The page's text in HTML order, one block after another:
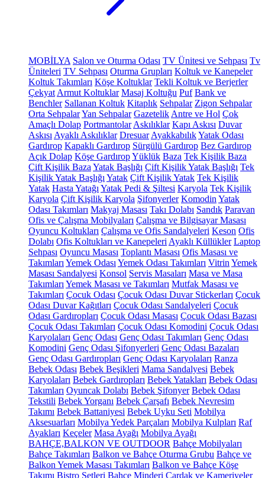
MOBİLYA Salon ve Oturma Odası TV Ünitesi ve Sehpası Tv
Üniteleri TV Sehpası Oturma Grupları Koltuk ve Kanepeler
Koltuk Takımları Köşe Koltuklar Tekli Koltuk ve Berjerler
Çekyat Armut Koltuklar Masaj Koltuğu Puf Bank ve
Benchler Sallanan Koltuk Kitaplık Sehpalar Zigon Sehpalar
Orta SehpalarYan Sehpalar Gazetelik Antre ve Hol Çok
Amaçlı Dolap Portmantolar Askılıklar Kapı Askısı Duvar
Askısı Ayaklı Askılıklar Dresuar AyakkabılıkYatak Odası
Gardırop Kapaklı Gardırop Sürgülü Gardırop Bez Gardırop
Açık Dolap Köşe GardıropYüklük Baza Tek Kişilik Baza
Çift Kişilik Baza Yatak Başlığı Çift Kişilik Yatak Başlığı Tek
Kişilik Yatak Başlığı Yatak Çift Kişilik Yatak Tek Kişilik
Yatak Hasta Yatağı Yatak Pedi & Şiltesi Karyola Tek Kişilik
Karyola Çift Kişilik Karyola Şifonyerler Komodin Yatak
Odası Takımları Makyaj Masası Takı Dolabı Sandık Paravan
Ofis ve Çalışma Mobilyaları Çalışma ve Bilgisayar Masası
Oyuncu Koltukları Çalışma ve Ofis Sandalyeleri Keson Ofis
Dolabı Ofis Koltukları ve Kanepeleri Ayaklı Küllükler Laptop
Sehpası Oyuncu Masası Toplantı Masası Ofis Masası ve
Takımları Yemek Odası Yemek Odası Takımları Vitrin Yemek
Masası Sandalyesi Konsol Servis Masaları Masa ve Masa
Takımları Yemek Masası ve Takımları Mutfak Masası ve
Takımları Çocuk Odası Çocuk Odası Duvar Stickerları Çocuk
Odası Duvar Kağıtları Çocuk Odası Sandalyeleri Çocuk
Odası Gardıropları Çocuk Odası Masası Çocuk Odası Bazası
Çocuk Odası Takımları Çocuk Odası Komodini Çocuk Odası
Karyolaları Genç Odası Genç Odası Takımları Genç Odası
Komodini Genç Odası Şifonyerleri Genç Odası Bazaları
Genç Odası Gardıropları Genç Odası Karyolaları Ranza
Bebek Odası Bebek Beşikleri Mama Sandalyesi Bebek
Karyolaları Bebek Gardıropları Bebek Yatakları Bebek Odası
Takımları Oyuncak Dolabı Bebek Şifonyer Bebek Odası
Tekstili Bebek Yorganı Bebek Çarşafı Bebek Nevresim
Takımı Bebek Battaniyesi Bebek Uyku Seti Mobilya
Aksesuarları Mobilya Yedek Parçaları Mobilya Kulpları Raf
Ayakları Keçeler Masa Ayağı Mobilya Ayağı
BAHÇE,BALKON VE OUTDOOR Bahçe Mobilyaları
Bahçe Takımları Balkon ve Bahçe Oturma Grubu Bahçe ve
Balkon Yemek Masası Takımları Balkon ve Bahçe Köşe
Takımı Bistro Setleri Bahçe Minderi Çardak ve Kameriyeler